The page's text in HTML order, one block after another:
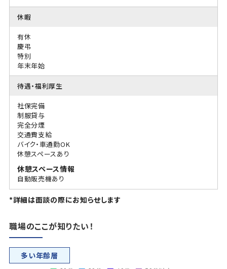
休暇
有休
慶弔
特別
年末年始
待遇・福利厚生
社保完備
制服貸与
完全分煙
交通費支給
バイク・車通勤OK
休憩スペースあり
休憩スペース情報
自動販売機あり
*詳細は面談の際にお知らせします
職場のここが知りたい！
多い年齢層